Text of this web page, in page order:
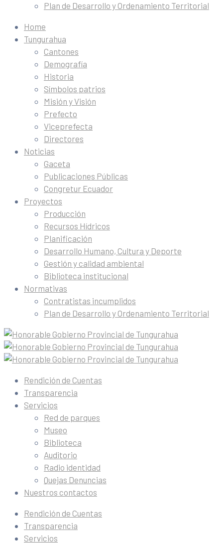
Plan de Desarrollo y Ordenamiento Territorial
Home
Tungurahua
Cantones
Demografía
Historia
Símbolos patrios
Misión y Visión
Prefecto
Viceprefecta
Directores
Noticias
Gaceta
Publicaciones Públicas
Congretur Ecuador
Proyectos
Producción
Recursos Hídricos
Planificación
Desarrollo Humano, Cultura y Deporte
Gestión y calidad ambiental
Biblioteca institucional
Normativas
Contratistas incumplidos
Plan de Desarrollo y Ordenamiento Territorial
Rendición de Cuentas
Transparencia
Servicios
Red de parques
Museo
Biblioteca
Auditorio
Radio identidad
Quejas Denuncias
Nuestros contactos
Rendición de Cuentas
Transparencia
Servicios